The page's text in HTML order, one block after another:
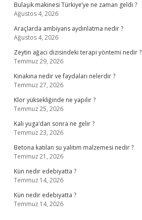
Bulaşık makinesi Türkiye’ye ne zaman geldi ?
Ağustos 4, 2026
Araçlarda ambiyans aydınlatma nedir ?
Ağustos 4, 2026
Zeytin ağacı dizisindeki terapi yöntemi nedir ?
Temmuz 29, 2026
Kınakına nedir ve faydaları nelerdir ?
Temmuz 27, 2026
Klor yüksekliğinde ne yapılır ?
Temmuz 25, 2026
Kali yuga’dan sonra ne gelir ?
Temmuz 23, 2026
Betona katılan su yalıtım malzemesi nedir ?
Temmuz 21, 2026
Kün nedir edebiyatta ?
Temmuz 14, 2026
Kün nedir edebiyatta ?
Temmuz 14, 2026